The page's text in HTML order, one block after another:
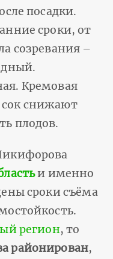
посадки.
сроки, от
созревания –
Кремовая
снижают
плодов.
и именно
сроки съёма
регион, то
районирован,